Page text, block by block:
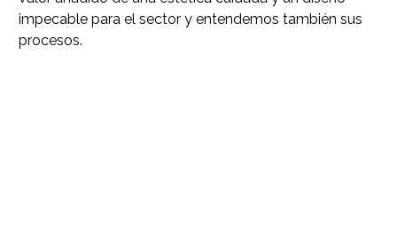
impecable para el sector y entendemos también sus
procesos.